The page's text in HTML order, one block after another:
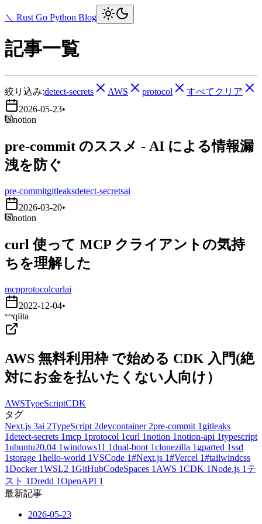
＼ Rust Go Python Blog
記事一覧
絞り込み:detect-secrets AWS protocol
すべてクリア
2026-05-23•
notion
pre-commit のススメ - AI による情報漏
洩を防ぐ
pre-commitgitleaksdetect-secretsai
2026-03-20•
notion
curl 使って MCP クライアントの気持
ちを理解した
mcpprotocolcurlai
2022-12-04•
qiita
AWS 無料利用枠 で始める CDK 入門(絶
対にお金を払いたくない人向け）
AWSTypeScriptCDK
タグ
Next.js 3ai 2TypeScript 2devcontainer 2pre-commit 1 gitleaks
1detect-secrets 1mcp 1protocol 1curl 1notion 1notion-api 1typescript
1ubuntu20.04 1windows11 1dual-boot 1clonezilla 1 gparted 1ssd
1storage 1hello-world 1VSCode 1#Next.js 1#Vercel 1#tailwindcss
1Docker 1WSL2 1GitHubCodeSpaces 1 AWS 1CDK 1Node.js 1 テ
スト 1Dredd 1OpenAPI 1
最新記事
2026-05-23